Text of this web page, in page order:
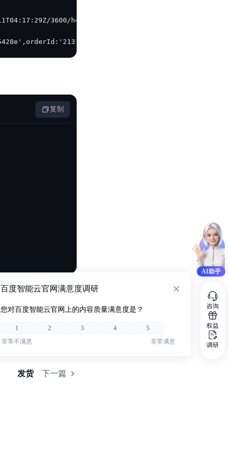
b11e-4631-a65c-c12d3cfd7339'}
复制
下一篇
发货
AI助手
咨询
权益
调研
百度智能云官网满意度调研
您对百度智能云官网上的内容质量满意度是？
1 2 3 4
5
非常不满意
非常满意